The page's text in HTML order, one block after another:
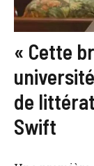
« Cette
de
Swift